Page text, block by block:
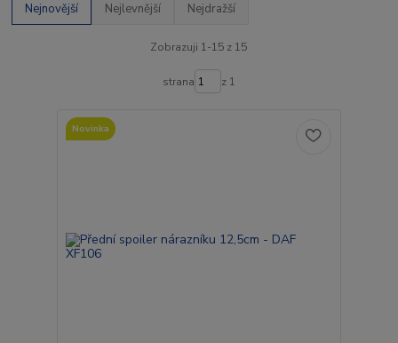
Nejnovější Nejlevnější Nejdražší
Zobrazuji 1-15 z 15
strana z 1
Novinka